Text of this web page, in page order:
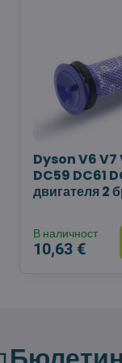
Dyson V6 V7
DC59 DC61
двигателя 2
В наличност
10,63 €